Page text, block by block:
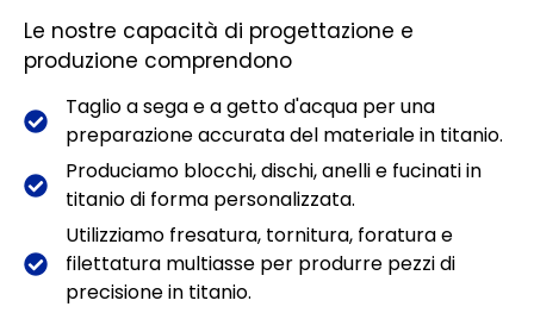
Le nostre capacità di progettazione e
produzione comprendono
Taglio a sega e a getto d'acqua per una
preparazione accurata del materiale in titanio.
Produciamo blocchi, dischi, anelli e fucinati in
titanio di forma personalizzata.
Utilizziamo fresatura, tornitura, foratura e
filettatura multiasse per produrre pezzi di
precisione in titanio.